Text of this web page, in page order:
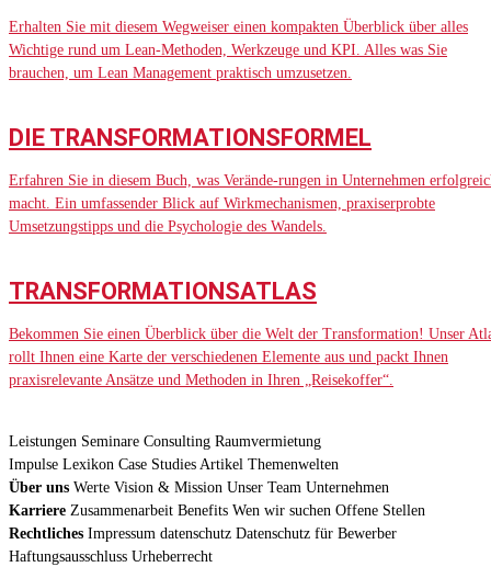
Erhalten Sie mit diesem Wegweiser einen kompakten Überblick über alles
Wichtige rund um Lean-Methoden, Werkzeuge und KPI. Alles was Sie
brauchen, um Lean Management praktisch umzusetzen.
DIE TRANSFORMATIONSFORMEL
Erfahren Sie in diesem Buch, was Verände-rungen in Unternehmen
macht. Ein umfassender Blick auf Wirkmechanismen, praxiserprobte
Umsetzungstipps und die Psychologie des Wandels.
TRANSFORMATIONSATLAS
Bekommen Sie einen Überblick über die Welt der Transformation! Unser
rollt Ihnen eine Karte der verschiedenen Elemente aus und packt Ihnen
praxisrelevante Ansätze und Methoden in Ihren „Reisekoffer“.
Leistungen Seminare Consulting Raumvermietung
Impulse Lexikon Case Studies Artikel Themenwelten
Über uns Werte Vision & Mission Unser Team Unternehmen
Karriere Zusammenarbeit Benefits Wen wir suchen Offene Stellen
Rechtliches Impressum datenschutz Datenschutz für Bewerber
Haftungsausschluss Urheberrecht